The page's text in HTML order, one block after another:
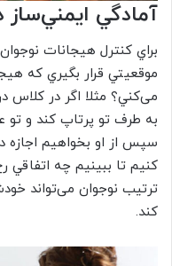
آمادگي
براي كنترل هيجانات
موقعیتي قرار بگيري كه
می‌كني؟ مثلا اگر در كلاس
به طرف تو پرتاپ كند و تو
سپس از او بخواهيم اجازه
كنيم تا ببينيم چه اتفاقي
ترتيب نوجوان می‌تواند
كند.